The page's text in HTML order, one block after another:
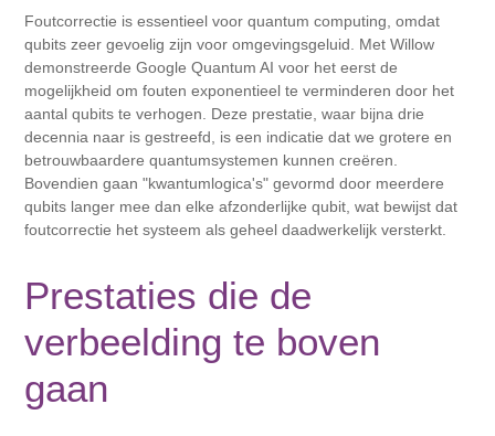
Foutcorrectie is essentieel voor quantum computing, omdat
qubits zeer gevoelig zijn voor omgevingsgeluid. Met Willow
demonstreerde Google Quantum AI voor het eerst de
mogelijkheid om fouten exponentieel te verminderen door het
aantal qubits te verhogen. Deze prestatie, waar bijna drie
decennia naar is gestreefd, is een indicatie dat we grotere en
betrouwbaardere quantumsystemen kunnen creëren.
Bovendien gaan "kwantumlogica's" gevormd door meerdere
qubits langer mee dan elke afzonderlijke qubit, wat bewijst dat
foutcorrectie het systeem als geheel daadwerkelijk versterkt.
Prestaties die de
verbeelding te boven
gaan